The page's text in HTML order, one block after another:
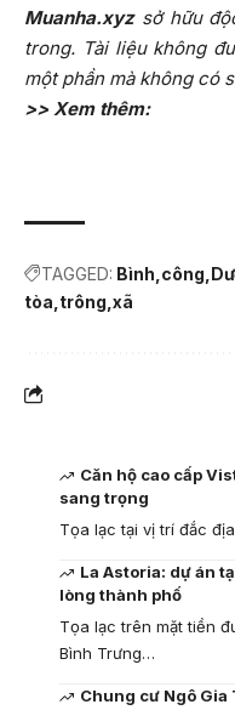
Muanha.xyzsở hữu
trong. Tài liệu không
một phần mà không có
>> Xem thêm:
TAGGED: Bình công
tòa trông xã
Căn hộ cao cấp
sang trọng
Tọa lạc tại vị trí đắc
La Astoria: dự án
lòng thành phố
Tọa lạc trên mặt tiền
Bình Trưng…
Chung cư Ngô Gia